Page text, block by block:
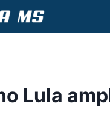
Lula